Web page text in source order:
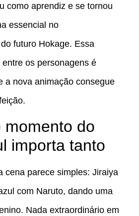
como aprendiz e se tornou
essencial no
futuro Hokage. Essa
os personagens é
a nova animação consegue
momento do
importa tanto
cena parece simples: Jiraiya
com Naruto, dando uma
Nada extraordinário em